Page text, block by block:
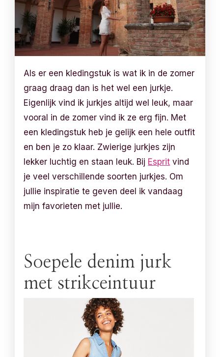
Als er een kledingstuk is wat ik in de zomer
graag draag dan is het wel een jurkje.
Eigenlijk vind ik jurkjes altijd wel leuk, maar
vooral in de zomer vind ik ze erg fijn. Met
een kledingstuk heb je gelijk een hele outfit
en ben je zo klaar. Zwierige jurkjes zijn
lekker luchtig en staan leuk. Bij Esprit vind
je veel verschillende soorten jurkjes. Om
jullie inspiratie te geven deel ik vandaag
mijn favorieten met jullie.
Soepele denim jurk
met strikceintuur